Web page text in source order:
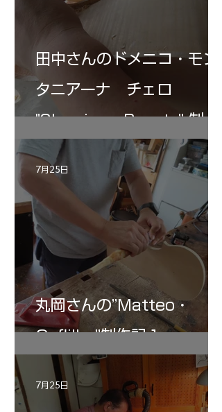
田中さんのドメニコ・モン
タニアーナ チェロ
"Sleeping・Beauty” 制作
記 30
丸岡さんの”Matteo・
Gofliller”制作記１
7月25日
7月25日